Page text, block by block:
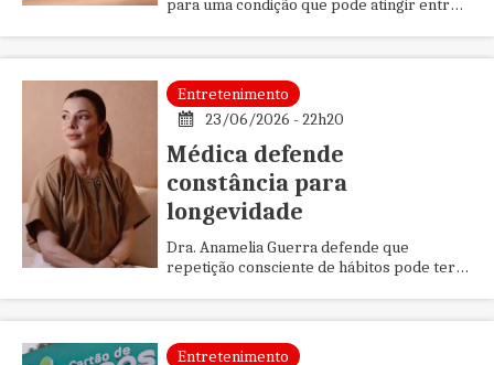
para uma condição que pode atingir entre
Entretenimento
23/06/2026 - 22h20
Médica defende
constância para
longevidade
Dra. Anamelia Guerra defende que
repetição consciente de hábitos pode ter
Entretenimento